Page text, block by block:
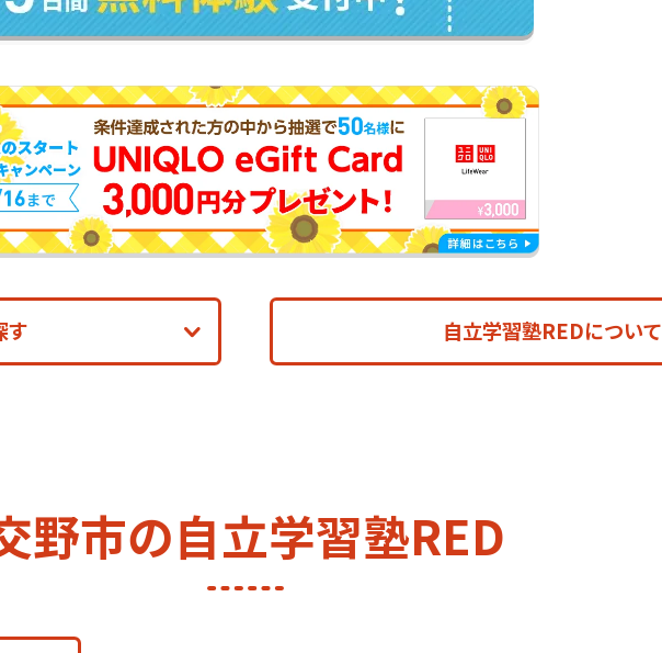
す 自立学習塾REDについて
野市の自立学習塾RED